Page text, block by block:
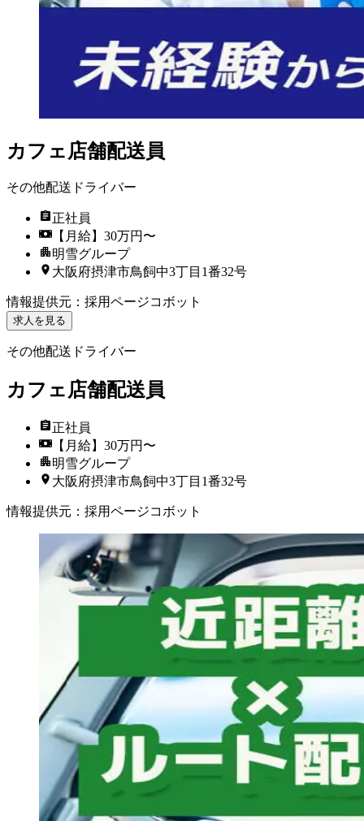
カフェ店舗配送員
その他配送ドライバー
正社員
【月給】30万円〜
明雪グループ
大阪府摂津市鳥飼中3丁目1番32号
情報提供元 ： 採用ページコボット
求人を見る
その他配送ドライバー
カフェ店舗配送員
正社員
【月給】30万円〜
明雪グループ
大阪府摂津市鳥飼中3丁目1番32号
情報提供元 ： 採用ページコボット